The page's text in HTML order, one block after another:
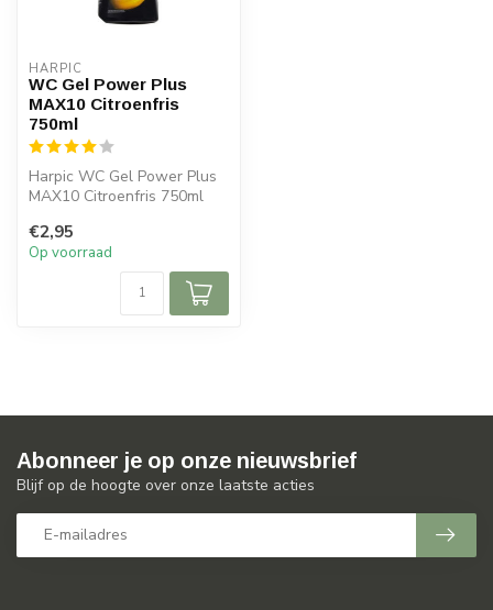
HARPIC
WC Gel Power Plus
MAX10 Citroenfris
750ml
Harpic WC Gel Power Plus
MAX10 Citroenfris 750ml
hardnek...
€2,95
Op voorraad
Abonneer je op onze nieuwsbrief
Blijf op de hoogte over onze laatste acties